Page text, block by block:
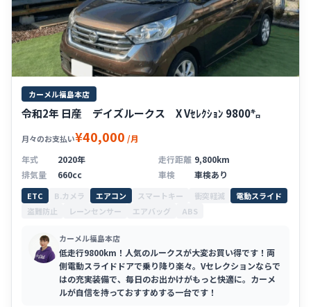
カーメル福島本店
令和2年 日産 デイズルークス X Vｾﾚｸｼｮﾝ 9800㌔
月々のお支払い¥40,000 /月
年式
2020年 走行距離 9,800km
排気量
660cc 車検 車検あり
ETC B.カメラ エアコン スマートキー 衝突軽減
電動スライド
盗難防止
レーンセンサー エアバッグ ABS
カーメル福島本店
低走行9800km！人気のルークスが大変お買い得です！両
側電動スライドドアで乗り降り楽々。Vセレクションならで
はの充実装備で、毎日のお出かけがもっと快適に。カーメ
ルが自信を持っておすすめする一台です！